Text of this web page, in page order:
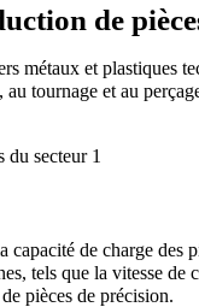
de
métaux et plastiques
tournage et au
de charge des
tels que la vitesse de
pièces de précision.